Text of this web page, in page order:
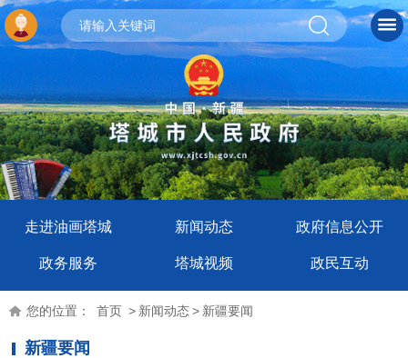
走进油画塔城 新闻动态 政府信息公开
政务服务 塔城视频 政民互动
您的位置： 首页 > 新闻动态> 新疆要闻
新疆要闻